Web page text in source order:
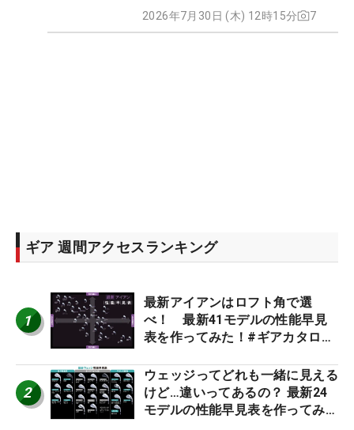
2026年7月30日 (木) 12時15分 7
ギア 週間アクセスランキング
1
最新アイアンはロフト角で選
べ！ 最新41モデルの性能早見
表を作ってみた！#ギアカタログ
2
ウェッジってどれも一緒に見える
けど…違いってあるの？ 最新24
モデルの性能早見表を作ってみ